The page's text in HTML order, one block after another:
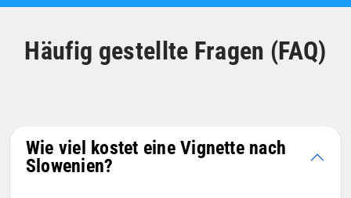
Häufig gestellte Fragen (FAQ)
Wie viel kostet eine Vignette nach
Slowenien?